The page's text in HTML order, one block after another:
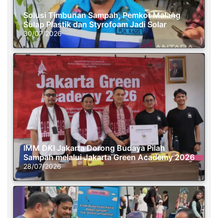
Solusi Timbunan Sampah, Pemkot Malang
Sulap Plastik dan Styrofoam Jadi Solar
30/07/2026
IMM DKI Jakarta Dorong Budaya Pilah
Sampah melalui Jakarta Green Academy 2026
28/07/2026